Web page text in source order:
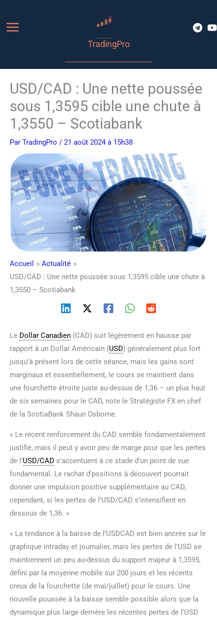
contenu
TradingPro
USD/CAD : Une nette poussée
sous 1,3595 cible une chute à
1,3550 – Scotiabank
Par TradingPro / 21 août 2024 à 15h38
Accueil
Actualité
USD/CAD : Une nette poussée sous 1,3595 cible une chute à
1,3550 – Scotiabank
Le Dollar Canadien (CAD) suit légèrement en hausse par
rapport à un Dollar Américain (USD) généralement plus fort
jusqu’à présent lors de cette séance, mais les gains sont
marginaux et essentiellement, le cours se maintient dans
une fourchette étroite juste au-dessus de 1,36 – un plus haut
de six semaines pour le CAD, note le Stratégiste FX en chef
de la ScotiaBank Shaun Osborne.
« Le récent renforcement du CAD semble fondamentalement
justifié, mais il peut y avoir peu de marge pour que les pertes
de l’USD/CAD s’accentuent à ce stade d’un point de vue
fondamental. Le rachat d’positions à découvert pourrait
donner une impulsion positive supplémentaire au CAD,
cependant, si les pertes de l’USD/CAD s’intensifient en
dessous de 1,36. »
« La tendance à la baisse de l’USDCAD est bien ancrée sur le
graphique intraday et journalier, mais les pertes de l’USD se
maintiennent un peu au-dessus du support majeur à 1,3595,
défini par la moyenne mobile sur 200 jours et les récents
creux de la fourchette (de mai/juillet) pour le cours. Une
nouvelle poussée à la baisse semble possible alors que la
dynamique plus large derrière les récentes pertes de l’USD